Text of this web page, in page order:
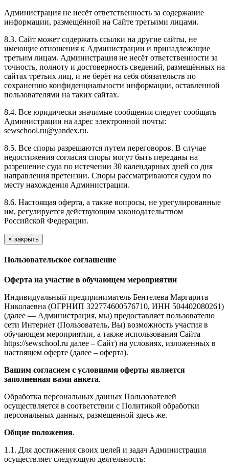
Администрация не несёт ответственность за содержание
информации, размещённой на Сайте третьими лицами.
8.3. Сайт может содержать ссылки на другие сайты, не
имеющие отношения к Администрации и принадлежащие
третьим лицам. Администрация не несёт ответственности за
точность, полноту и достоверность сведений, размещённых на
сайтах третьих лиц, и не берёт на себя обязательств по
сохранению конфиденциальности информации, оставленной
пользователями на таких сайтах.
8.4. Все юридически значимые сообщения следует сообщать
Администрации на адрес электронной почты:
sewschool.ru@yandex.ru.
8.5. Все споры разрешаются путем переговоров. В случае
недостижения согласия споры могут быть переданы на
разрешение суда по истечении 30 календарных дней со дня
направления претензии. Споры рассматриваются судом по
месту нахождения Администрации.
8.6. Настоящая оферта, а также вопросы, не урегулированные
им, регулируется действующим законодательством
Российской Федерации.
× закрыть
Пользовательское соглашение
Оферта на участие в обучающем мероприятии
Индивидуальный предприниматель Бентелева Маргарита
Николаевна (ОГРНИП 322774600576710, ИНН 504402080261)
(далее — Администрация, мы) предоставляет пользователю
сети Интернет (Пользователь, Вы) возможность участия в
обучающем мероприятии, а также использования Сайта
https://sewschool.ru далее – Сайт) на условиях, изложенных в
настоящем оферте (далее – оферта).
Вашим согласием с условиями оферты является
заполненная вами анкета.
Обработка персональных данных Пользователей
осуществляется в соответствии с Политикой обработки
персональных данных, размещенной здесь же.
Общие положения.
1.1. Для достижения своих целей и задач Администрация
осуществляет следующую деятельность: